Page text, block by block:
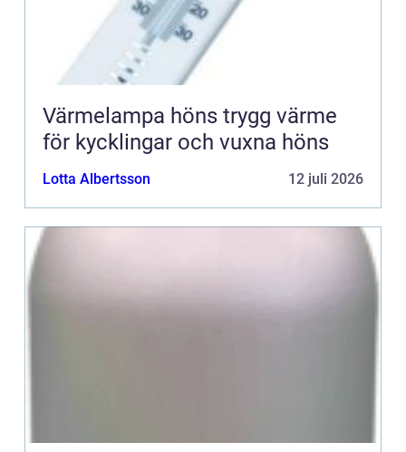
Värmelampa höns trygg värme
för kycklingar och vuxna höns
Lotta Albertsson 12 juli 2026